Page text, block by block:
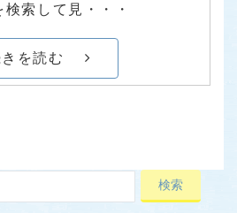
索して見・・・
きを読む